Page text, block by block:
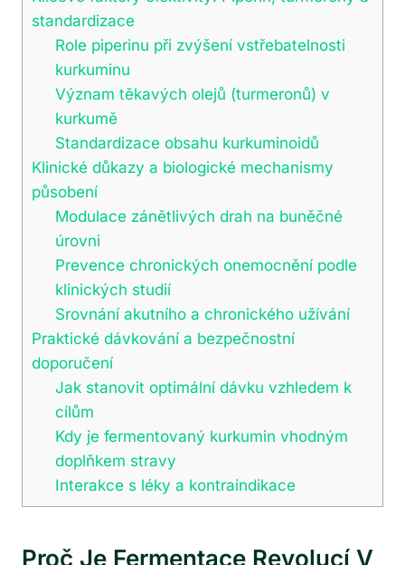
standardizace
Role piperinu při zvýšení vstřebatelnosti
kurkuminu
Význam těkavých olejů (turmeronů) v
kurkumě
Standardizace obsahu kurkuminoidů
Klinické důkazy a biologické mechanismy
působení
Modulace zánětlivých drah na buněčné
úrovni
Prevence chronických onemocnění podle
klinických studií
Srovnání akutního a chronického užívání
Praktické dávkování a bezpečnostní
doporučení
Jak stanovit optimální dávku vzhledem k
cílům
Kdy je fermentovaný kurkumin vhodným
doplňkem stravy
Interakce s léky a kontraindikace
Proč Je Fermentace Revolucí V